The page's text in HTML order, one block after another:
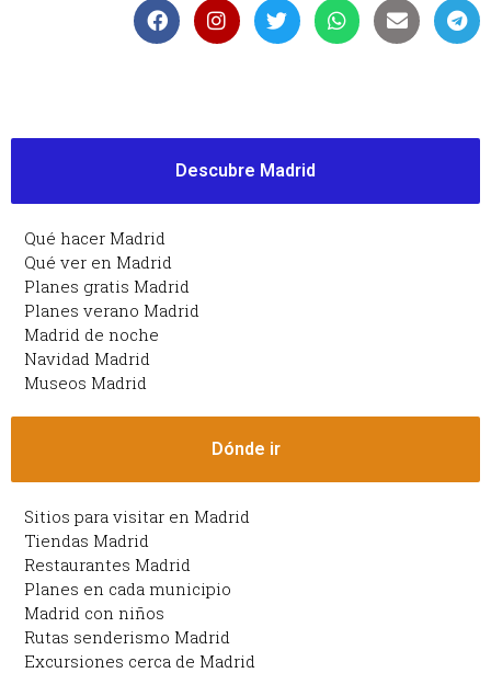
Descubre Madrid
Qué hacer Madrid
Qué ver en Madrid
Planes gratis Madrid
Planes verano Madrid
Madrid de noche
Navidad Madrid
Museos Madrid
Dónde ir
Sitios para visitar en Madrid
Tiendas Madrid
Restaurantes Madrid
Planes en cada municipio
Madrid con niños
Rutas senderismo Madrid
Excursiones cerca de Madrid